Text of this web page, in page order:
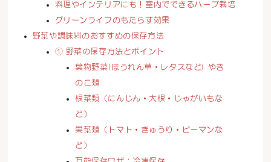
料理やインテリアにも！室内でできるハーブ栽培
グリーンライフのもたらす効果
野菜や調味料のおすすめの保存方法
① 野菜の保存方法とポイント
葉物野菜(ほうれん草・レタスなど) やき
のこ類
根菜類（にんじん・大根・じゃがいもな
ど）
果菜類（トマト・きゅうり・ピーマンな
ど）